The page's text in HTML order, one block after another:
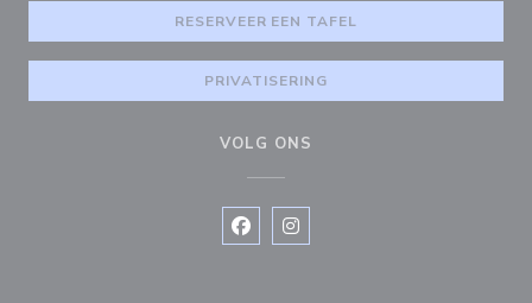
RESERVEER EEN TAFEL
PRIVATISERING
VOLG ONS
Facebook ((opent in een nieuw
Instagram ((opent in een